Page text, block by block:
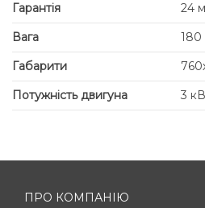
Гарантія
24
Вага
180
Габарити
Потужність двигуна
3
ПРО КОМПАНІЮ